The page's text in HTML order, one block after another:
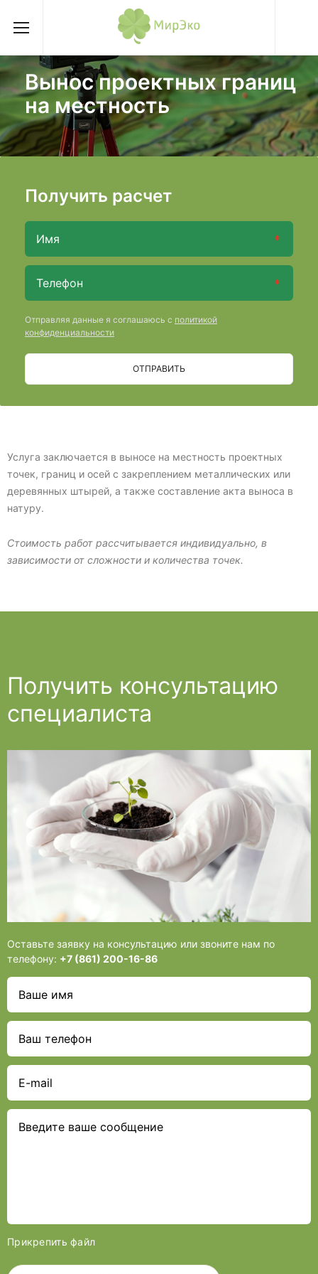
Вынос проектных границ
на местность
Получить расчет
Отправляя данные я соглашаюсь с политикой
конфиденциальности
ОТПРАВИТЬ
Услуга заключается в выносе на местность проектных
точек, границ и осей с закреплением металлических или
деревянных штырей, а также составление акта выноса в
натуру.
Стоимость работ рассчитывается индивидуально, в
зависимости от сложности и количества точек.
Получить консультацию
специалиста
Оставьте заявку на консультацию или звоните нам по
телефону: +7 (861) 200-16-86
Прикрепить файл